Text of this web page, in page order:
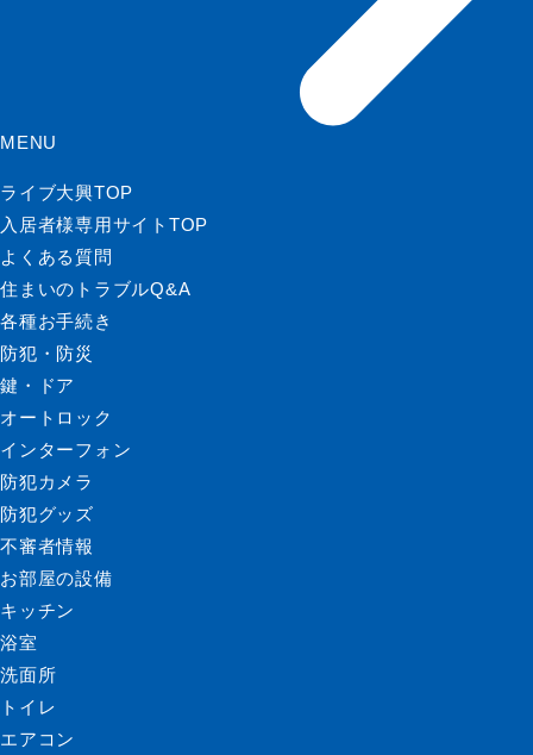
MENU
ライブ大興TOP
入居者様専用サイトTOP
よくある質問
住まいのトラブルQ&A
各種お手続き
防犯・防災
鍵・ドア
オートロック
インターフォン
防犯カメラ
防犯グッズ
不審者情報
お部屋の設備
キッチン
浴室
洗面所
トイレ
エアコン